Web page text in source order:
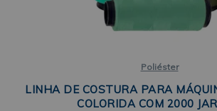
Poliéster
LINHA DE COSTURA PARA
COLORIDA COM 2000